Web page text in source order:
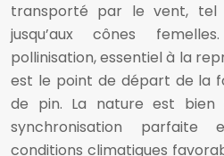
transporté par le vent, tel
jusqu’aux cônes
pollinisation, essentiel à la
est le point de départ de la
de pin. La nature est bien
synchronisation
conditions climatiques